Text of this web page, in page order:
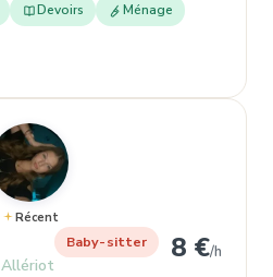
Devoirs Ménage
Récent
à Sassenay
Allériot
Baby-sitter 8 €/h